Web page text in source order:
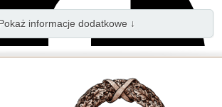
informacje dodatkowe ↓